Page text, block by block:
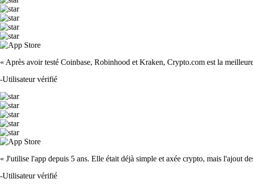
« Après avoir testé Coinbase, Robinhood et Kraken, Crypto.com est la
-Utilisateur vérifié
« J'utilise l'app depuis 5 ans. Elle était déjà simple et axée crypto, mais l'ajout
-Utilisateur vérifié